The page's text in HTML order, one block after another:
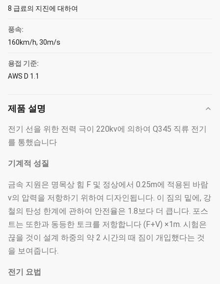
8 급료의 지진에 대하여
풍속:
160km/h, 30m/s
용접 기준:
AWS D 1.1
제품 설명
전기 선을 위한 전력 극이 220kv에 의하여 Q345 직류 전기
를 통했습니다
기계적 성질
금속 지원은 명목상 힘 F 및 정상에서 0.25m에 적용된 바람
v의 압력을 저항하기 위하여 디자인됩니다. 이 짐의 밑에, 강
철의 탄성 한계에 관하여 안전율은 1.8보다 더 큽니다. 포스
트는 또한과 동등한 토크를 저항합니다 (F+V) ×1m. 시험은
끊을 것이 설계 하중의 약 2 시간의 때 짐이 개입했다는 것
을 보여줍니다.
전기 요법